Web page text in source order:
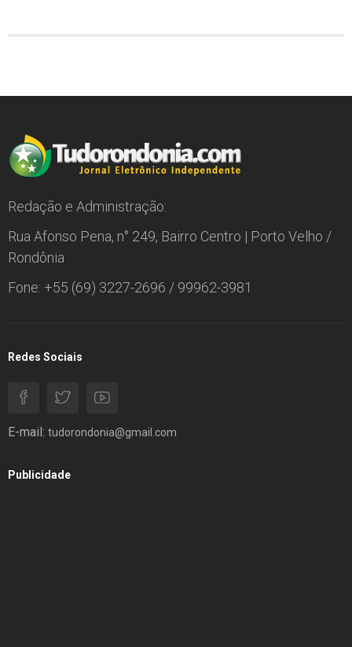
Redação e Administração:
Rua Afonso Pena, n° 249, Bairro Centro | Porto Velho /
Rondônia
Fone: +55 (69) 3227-2696 / 99962-3981
Redes Sociais
E-mail: tudorondonia@gmail.com
Publicidade